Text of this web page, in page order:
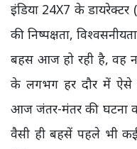
इंडिया 24X7 के डायरेक्टर
की निष्पक्षता,
बहस आज हो रही है, वह
के लगभग हर दौर में ऐसे
आज जंतर-मंतर की घटना
वैसी ही बहसें पहले भी कई